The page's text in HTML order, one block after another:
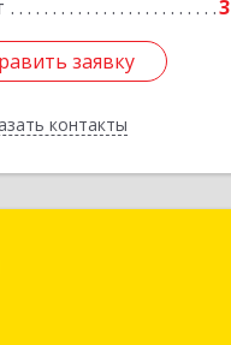
3
заявку
контакты
заявку
Назад